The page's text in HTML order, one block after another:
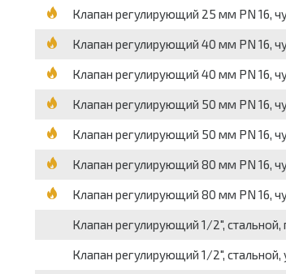
Клапан регулирующий 25 мм PN 16,
Клапан регулирующий 40 мм PN 16,
Клапан регулирующий 40 мм PN 16,
Клапан регулирующий 50 мм PN 16,
Клапан регулирующий 50 мм PN 16,
Клапан регулирующий 80 мм PN 16,
Клапан регулирующий 80 мм PN 16,
Клапан регулирующий 1/2", стальной,
Клапан регулирующий 1/2", стальной,